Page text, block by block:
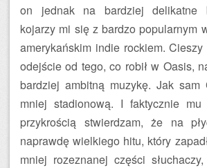
on jednak na bardziej delikatne
kojarzy mi się z bardzo popularnym
amerykańskim indie rockiem.
odejście od tego, co robił w Oasis,
bardziej ambitną muzykę. Jak sam
mniej stadionową. I faktycznie
przykrością stwierdzam, że na
naprawdę wielkiego hitu, który
mniej rozeznanej części